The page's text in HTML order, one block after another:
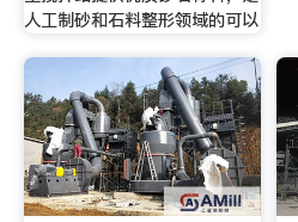
人工制砂和石料整形领域的可以